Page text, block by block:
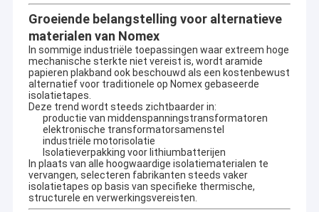
Huis
Producten
Ongeveer ons
Groeiende belangstelling voor alternatieve
materialen van Nomex
In sommige industriële toepassingen waar extreem hoge
mechanische sterkte niet vereist is, wordt aramide
papieren plakband ook beschouwd als een kostenbewust
alternatief voor traditionele op Nomex gebaseerde
isolatietapes.
Deze trend wordt steeds zichtbaarder in:
productie van middenspanningstransformatoren
elektronische transformatorsamenstel
industriële motorisolatie
Isolatieverpakking voor lithiumbatterijen
In plaats van alle hoogwaardige isolatiematerialen te
vervangen, selecteren fabrikanten steeds vaker
isolatietapes op basis van specifieke thermische,
structurele en verwerkingsvereisten.
UN.Tex (Dalian) Co., Ltd. Om een van uw
beste verkopers in China te zijn
Opgericht in 2006, Rooted in een charmante kuststad
Sinds de oprichting in 2006 is UN.Tex (Dalian) Co., Ltd. diep